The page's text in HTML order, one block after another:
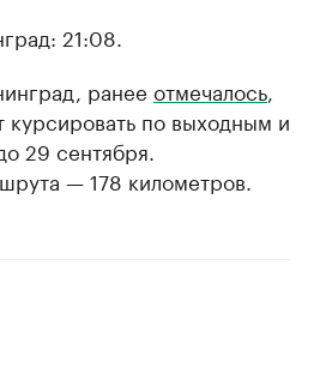
21:08.
ранее отмечалось
курсировать по выходным и
29 сентября.
— 178 километров.